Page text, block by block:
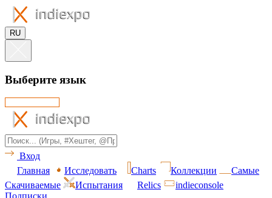
RU
Выберите язык
Вход
Главная
Исследовать Charts Коллекции
Самые
Скачиваемые
Испытания Relics
indieconsole